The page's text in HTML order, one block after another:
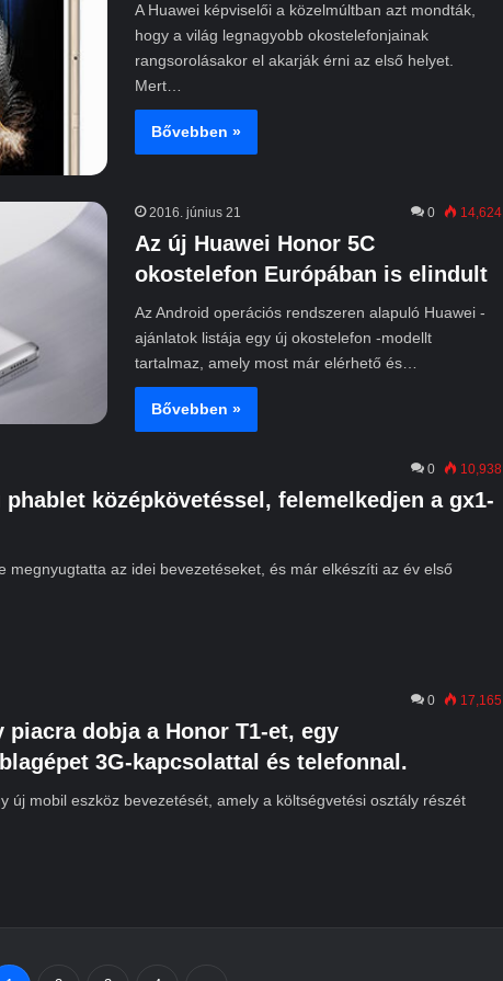
A Huawei képviselői a közelmúltban azt mondták,
hogy a világ legnagyobb okostelefonjainak
rangsorolásakor el akarják érni az első helyet.
Mert…
Bővebben »
2016. június 21 0 14,624
Az új Huawei Honor 5C
okostelefon Európában is elindult
Az Android operációs rendszeren alapuló Huawei -
ajánlatok listája egy új okostelefon -modellt
tartalmaz, amely most már elérhető és…
Bővebben »
0 10,938
középkövetéssel, felemelkedjen a gx1-
megnyugtatta az idei bevezetéseket, és már elkészíti az év első
0 17,165
dobja a Honor T1-et, egy
3G-kapcsolattal és telefonnal.
új mobil eszköz bevezetését, amely a költségvetési osztály részét